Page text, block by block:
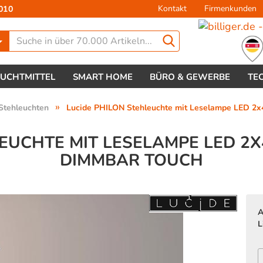
Kontakt Firmenkunden
Lieferland
SMART HOME BÜRO & GEWERBE
» Lucide PHILON Stehleuchte mit Leselampe LED
MIT LESELAMPE LED
DIMMBAR TOUCH